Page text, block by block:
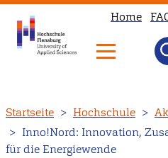
zum
Inhalt
Home
Startseite Hochschule
Inno!Nord: Innovation,
für die Energiewende